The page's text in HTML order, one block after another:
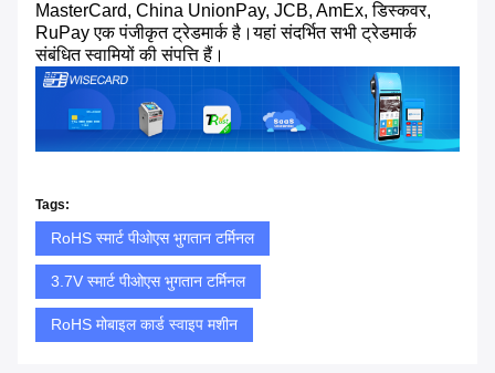
MasterCard, China UnionPay, JCB, AmEx, डिस्कवर,
RuPay एक पंजीकृत ट्रेडमार्क है।यहां संदर्भित सभी ट्रेडमार्क
संबंधित स्वामियों की संपत्ति हैं।
Tags:
RoHS स्मार्ट पीओएस भुगतान टर्मिनल
3.7V स्मार्ट पीओएस भुगतान टर्मिनल
RoHS मोबाइल कार्ड स्वाइप मशीन